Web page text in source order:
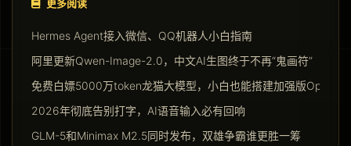
更多阅读
Hermes Agent接入微信、QQ机器人小白指南
阿里更新Qwen-Image-2.0，中文AI生图终于不再“鬼画符”
免费白嫖5000万token龙猫大模型，小白也能搭建加强版
2026年彻底告别打字，AI语音输入必有回响
GLM-5和Minimax M2.5同时发布，双雄争霸谁更胜一筹